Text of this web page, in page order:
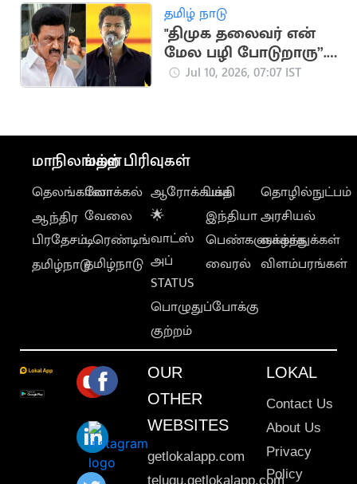
தமிழ் நாடு
"திமுக தலைவர் என்
மேல பழி போடுறாரு”..
CM விஜய் பேச்சு
Jul 10, 2026, 07:07 IST
மாநிலங்கள்
தெலங்கானா
ஆந்திர
பிரதேசம்
தமிழ்நாடு
மற்ற பிரிவுகள்
லோக்கல்
வேலை
டிரெண்டிங்
தமிழ்நாடு
ஆரோக்கியம்
🌟
வாட்ஸ்
அப்
STATUS
பொழுதுப்போக்கு
குற்றம்
பக்தி
இந்தியா
பெண்களுக்காக
வைரல்
தொழில்நுட்பம்
அரசியல்
வாழ்த்துக்கள்
விளம்பரங்கள்
OUR
OTHER
WEBSITES
getlokalapp.com
telugu.getlokalapp.com
LOKAL
Contact Us
About Us
Privacy
Policy